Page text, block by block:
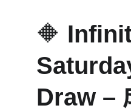
🔶
Draw –